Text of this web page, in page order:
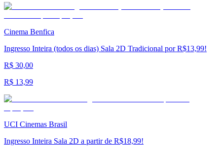
Cinema Benfica
Ingresso Inteira (todos os dias) Sala 2D Tradicional por R$13,99!
R$ 30,00
R$ 13,99
UCI Cinemas Brasil
Ingresso Inteira Sala 2D a partir de R$18,99!